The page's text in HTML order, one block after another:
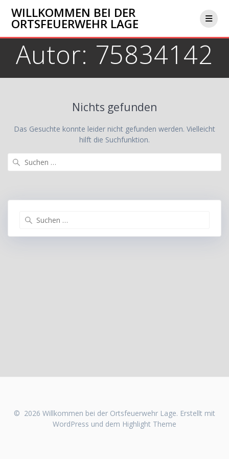
Inhalt
springen
WILLKOMMEN BEI DER
ORTSFEUERWEHR LAGE
Autor: 75834142
Nichts gefunden
Das Gesuchte konnte leider nicht gefunden werden. Vielleicht
hilft die Suchfunktion.
© 2026 Willkommen bei der Ortsfeuerwehr Lage. Erstellt mit
WordPress und dem Highlight Theme